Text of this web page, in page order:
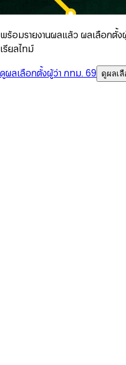
พร้อมรายงานผลแล้ว ผลเลือกตั้ง
เรียลไทม์
ดูผลเลือกตั้งผู้ว่า กทม. 69
ดูผลเ